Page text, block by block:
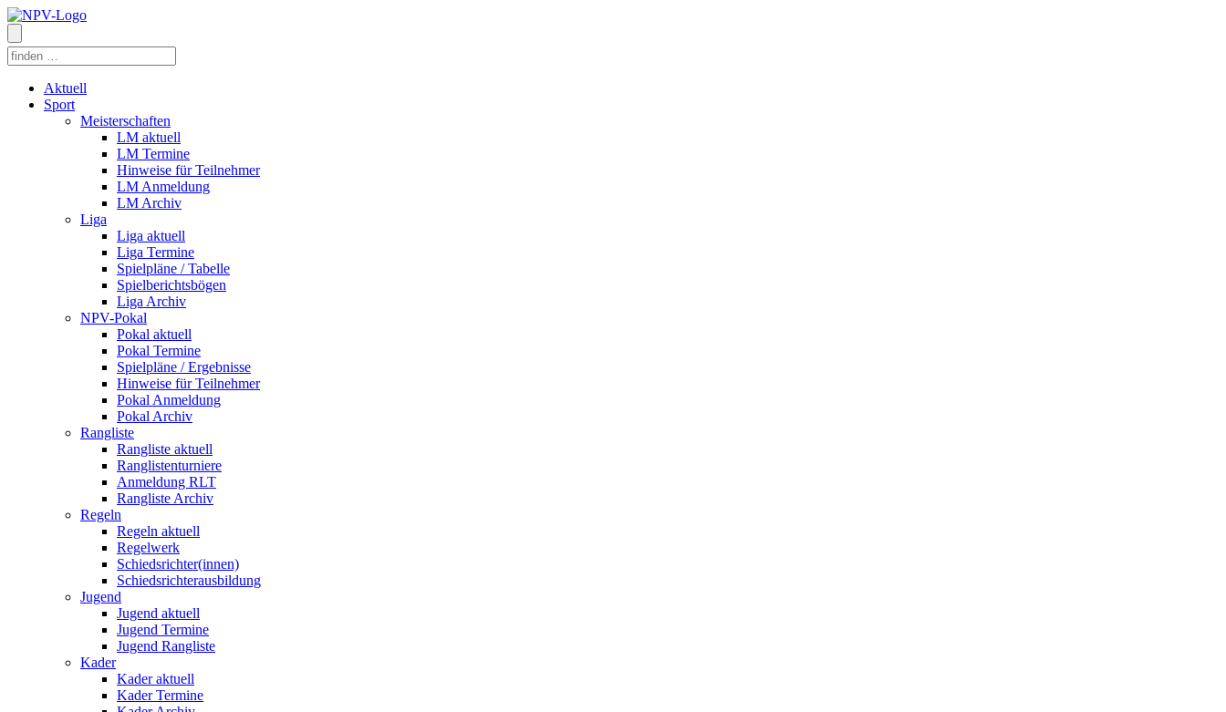
Aktuell
Sport
Meisterschaften
LM aktuell
LM Termine
Hinweise für Teilnehmer
LM Anmeldung
LM Archiv
Liga
Liga aktuell
Liga Termine
Spielpläne / Tabelle
Spielberichtsbögen
Liga Archiv
NPV-Pokal
Pokal aktuell
Pokal Termine
Spielpläne / Ergebnisse
Hinweise für Teilnehmer
Pokal Anmeldung
Pokal Archiv
Rangliste
Rangliste aktuell
Ranglistenturniere
Anmeldung RLT
Rangliste Archiv
Regeln
Regeln aktuell
Regelwerk
Schiedsrichter(innen)
Schiedsrichterausbildung
Jugend
Jugend aktuell
Jugend Termine
Jugend Rangliste
Kader
Kader aktuell
Kader Termine